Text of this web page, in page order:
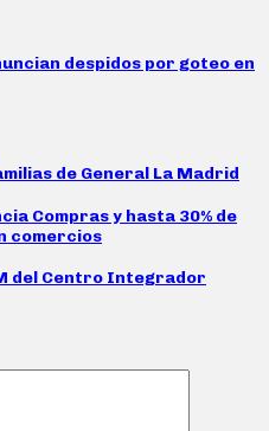
despidos por goteo en
de General La Madrid
Compras y hasta 30% de
comercios
del Centro Integrador